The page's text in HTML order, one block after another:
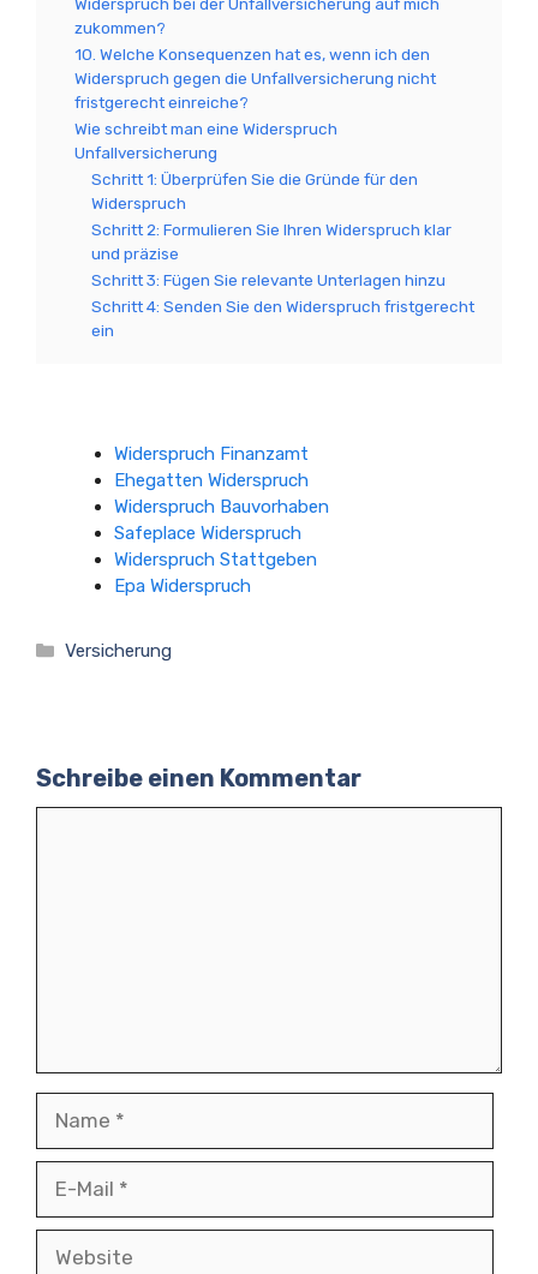
zukommen?
10. Welche Konsequenzen hat es, wenn ich den
Widerspruch gegen die Unfallversicherung nicht
fristgerecht einreiche?
Wie schreibt man eine Widerspruch
Unfallversicherung
Schritt 1: Überprüfen Sie die Gründe für den
Widerspruch
Schritt 2: Formulieren Sie Ihren Widerspruch klar
und präzise
Schritt 3: Fügen Sie relevante Unterlagen hinzu
Schritt 4: Senden Sie den Widerspruch fristgerecht
ein
Widerspruch Finanzamt
Ehegatten Widerspruch
Widerspruch Bauvorhaben
Safeplace Widerspruch
Widerspruch Stattgeben
Epa Widerspruch
Kategorien
Versicherung
Schreibe einen Kommentar
Mail